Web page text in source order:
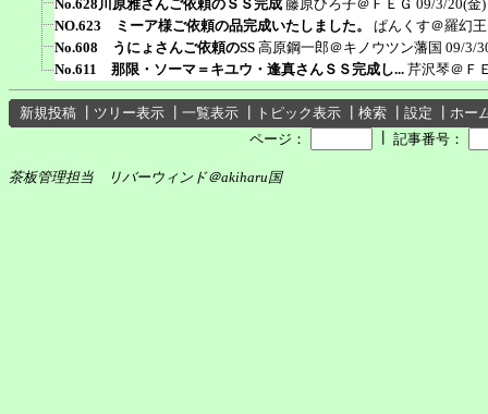
No.628川原雅さんご依頼のＳＳ完成 藤原ひろ子＠ＦＥＧ 09/3/20(金
NO.623 ミーア様ご依頼の品完成いたしました。
ぱんくす＠羅幻
No.608 うにょさんご依頼のSS 高原鋼一郎＠キノウツン藩国 09/3/
No.611 那限・ソーマ＝キユウ・逢真さんＳＳ完成し... 芹沢琴＠Ｆ
新規投稿 ツリー表示 一覧表示 トピック表示 検索 設定
ホー
ページ：
記事番号：
茶板管理担当 リバーウィンド＠akiharu国